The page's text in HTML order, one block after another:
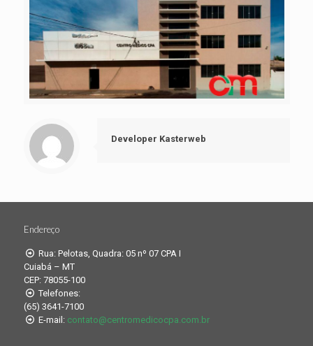
Developer Kasterweb
Endereço
Rua: Pelotas, Quadra: 05 nº 07 CPA I
Cuiabá – MT
CEP: 78055-100
Telefones:
(65) 3641-7100
E-mail: contato@centromedicocpa.com.br